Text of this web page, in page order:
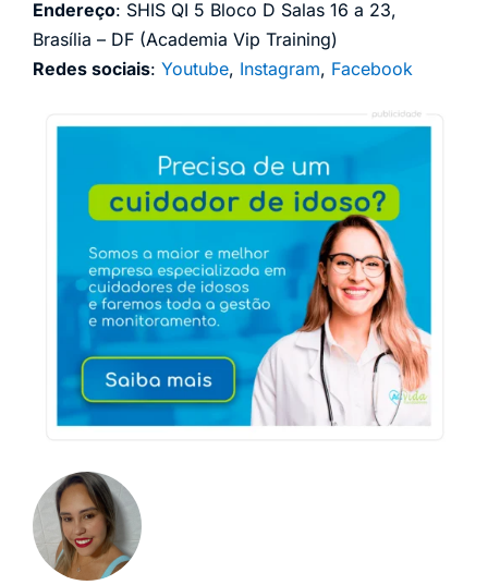
Endereço: SHIS QI 5 Bloco D Salas 16 a 23,
Brasília – DF (Academia Vip Training)
Redes sociais: Youtube, Instagram, Facebook